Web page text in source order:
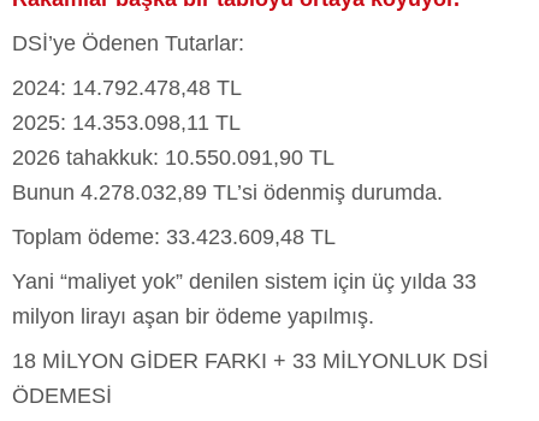
DSİ’ye Ödenen Tutarlar:
2024: 14.792.478,48 TL
2025: 14.353.098,11 TL
2026 tahakkuk: 10.550.091,90 TL
Bunun 4.278.032,89 TL’si ödenmiş durumda.
Toplam ödeme: 33.423.609,48 TL
Yani “maliyet yok” denilen sistem için üç yılda 33
milyon lirayı aşan bir ödeme yapılmış.
18 MİLYON GİDER FARKI + 33 MİLYONLUK DSİ
ÖDEMESİ